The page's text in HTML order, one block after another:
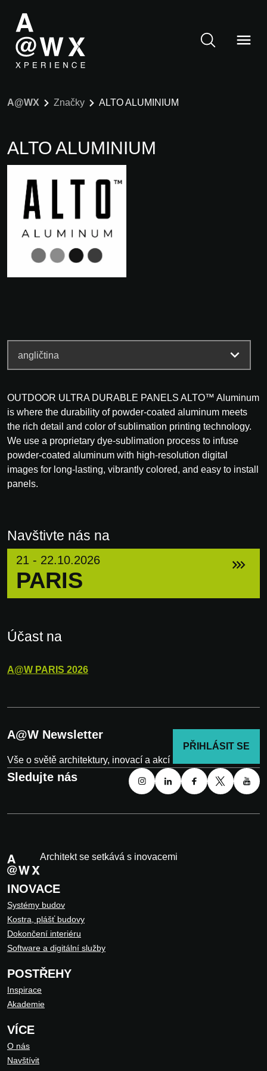
A@WX Značky ALTO ALUMINIUM
ALTO ALUMINIUM
OUTDOOR ULTRA DURABLE PANELS ALTO™ Aluminum
is where the durability of powder-coated aluminum meets
the rich detail and color of sublimation printing technology.
We use a proprietary dye-sublimation process to infuse
powder-coated aluminum with high-resolution digital
images for long-lasting, vibrantly colored, and easy to install
panels.
Navštivte nás na
21 - 22.10.2026
PARIS
Účast na
A@W PARIS 2026
A@W Newsletter
Vše o světě architektury, inovací a akcí
PŘIHLÁSIT SE
Sledujte nás
Architekt se setkává s inovacemi
INOVACE
Systémy budov
Kostra, plášť budovy
Dokončení interiéru
Software a digitální služby
POSTŘEHY
Inspirace
Akademie
VÍCE
O nás
Navštívit